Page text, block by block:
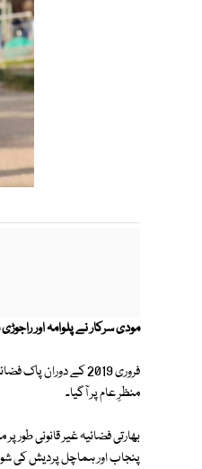
مودی سرکار نے پلوامہ اور
فروری 2019 کے
منظرِ عام پر آگیا۔
بھارتی فضائیہ غیر قانونی
پنجاب اور ہماچل پردیش کی شورش زدہ ریاستوں